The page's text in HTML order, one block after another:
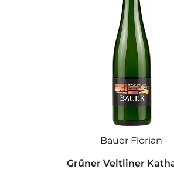
Bauer Florian
Grüner Veltliner